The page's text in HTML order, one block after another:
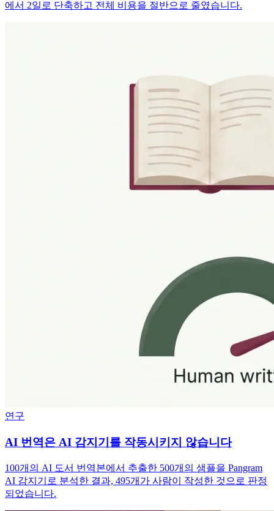
에서 2일로 단축하고 전체 비용을 절반으로 줄였습니다.
연구
AI 번역은 AI 감지기를 작동시키지 않습니다
100개의 AI 도서 번역본에서 추출한 500개의 샘플을 Pangram
AI 감지기로 분석한 결과, 495개가 사람이 작성한 것으로 판정
되었습니다.